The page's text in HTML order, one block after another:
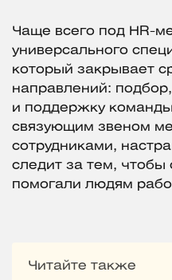
Чаще всего под HR-
универсального
который закрывает
направлений:
и поддержку
связующим звеном
сотрудниками,
следит за тем, чтобы
помогали людям
Читайте также